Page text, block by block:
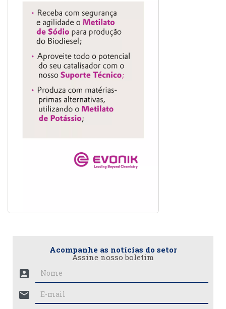
Acompanhe as notícias do setor
Assine nosso boletim
account_box
mail